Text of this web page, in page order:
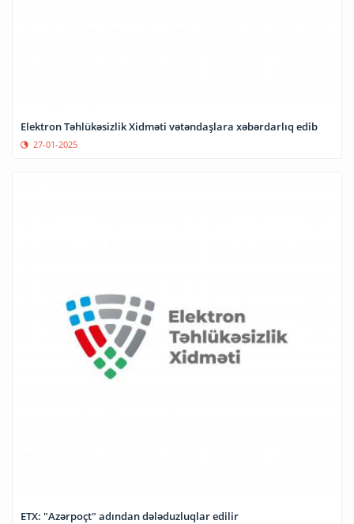
Elektron Təhlükəsizlik Xidməti vətəndaşlara xəbərdarlıq edib
27-01-2025
ETX: "Azərpoçt" adından dələduzluqlar edilir